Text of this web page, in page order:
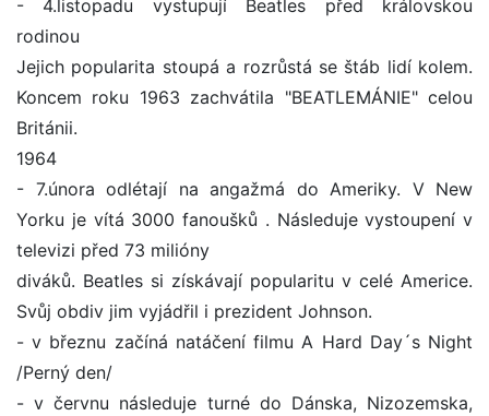
- 4.listopadu vystupují Beatles před královskou
rodinou
Jejich popularita stoupá a rozrůstá se štáb lidí kolem.
Koncem roku 1963 zachvátila "BEATLEMÁNIE" celou
Británii.
1964
- 7.února odlétají na angažmá do Ameriky. V New
Yorku je vítá 3000 fanoušků . Následuje vystoupení v
televizi před 73 milióny
diváků. Beatles si získávají popularitu v celé Americe.
Svůj obdiv jim vyjádřil i prezident Johnson.
- v březnu začíná natáčení filmu A Hard Day´s Night
/Perný den/
- v červnu následuje turné do Dánska, Nizozemska,